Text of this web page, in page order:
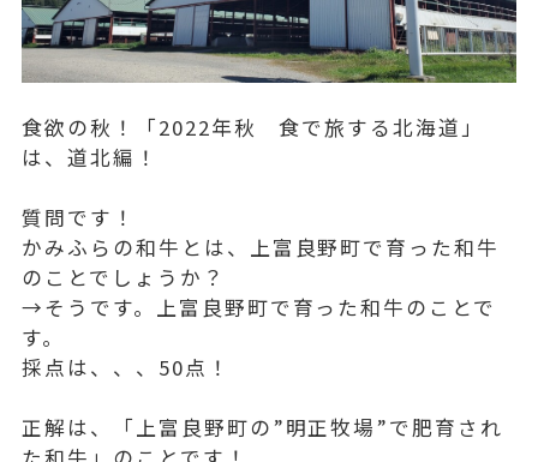
食欲の秋！「2022年秋 食で旅する北海道」
は、道北編！
質問です！
かみふらの和牛とは、上富良野町で育った和牛
のことでしょうか？
→そうです。上富良野町で育った和牛のことで
す。
採点は、、、50点！
正解は、「上富良野町の”明正牧場”で肥育され